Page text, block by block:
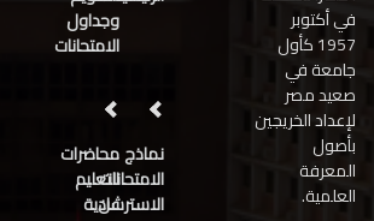
في أكتوبر
1957 كأول
جامعة في
صعيد مصر
لإعداد الخريجين
بأصول
المعرفة
العلمية.
وجداول
الامتحانات
نماذج
الامتحانات
الاسترشادية
محاضرات
التعليم
عن